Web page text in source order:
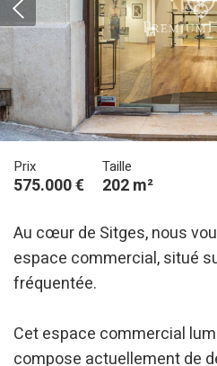
Prix
575.000 €
Taille
202 m²
Au cœur de Sitges, nous
espace commercial, situé
fréquentée.
Cet espace commercial
compose actuellement de